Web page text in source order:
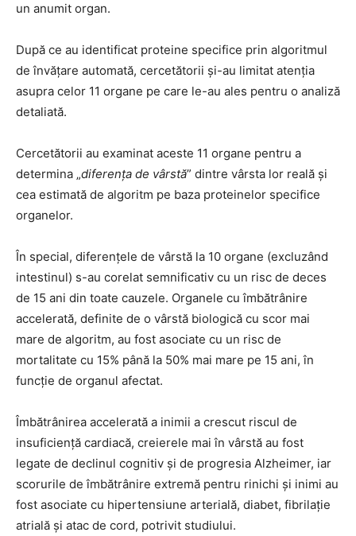
un anumit organ.
După ce au identificat proteine ​​specifice prin algoritmul
de învățare automată, cercetătorii și-au limitat atenția
asupra celor 11 organe pe care le-au ales pentru o analiză
detaliată.
Cercetătorii au examinat aceste 11 organe pentru a
determina „diferența de vârstă” dintre vârsta lor reală și
cea estimată de algoritm pe baza proteinelor specifice
organelor.
În special, diferențele de vârstă la 10 organe (excluzând
intestinul) s-au corelat semnificativ cu un risc de deces
de 15 ani din toate cauzele. Organele cu îmbătrânire
accelerată, definite de o vârstă biologică cu scor mai
mare de algoritm, au fost asociate cu un risc de
mortalitate cu 15% până la 50% mai mare pe 15 ani, în
funcție de organul afectat.
Îmbătrânirea accelerată a inimii a crescut riscul de
insuficiență cardiacă, creierele mai în vârstă au fost
legate de declinul cognitiv și de progresia Alzheimer, iar
scorurile de îmbătrânire extremă pentru rinichi și inimi au
fost asociate cu hipertensiune arterială, diabet, fibrilație
atrială și atac de cord, potrivit studiului.